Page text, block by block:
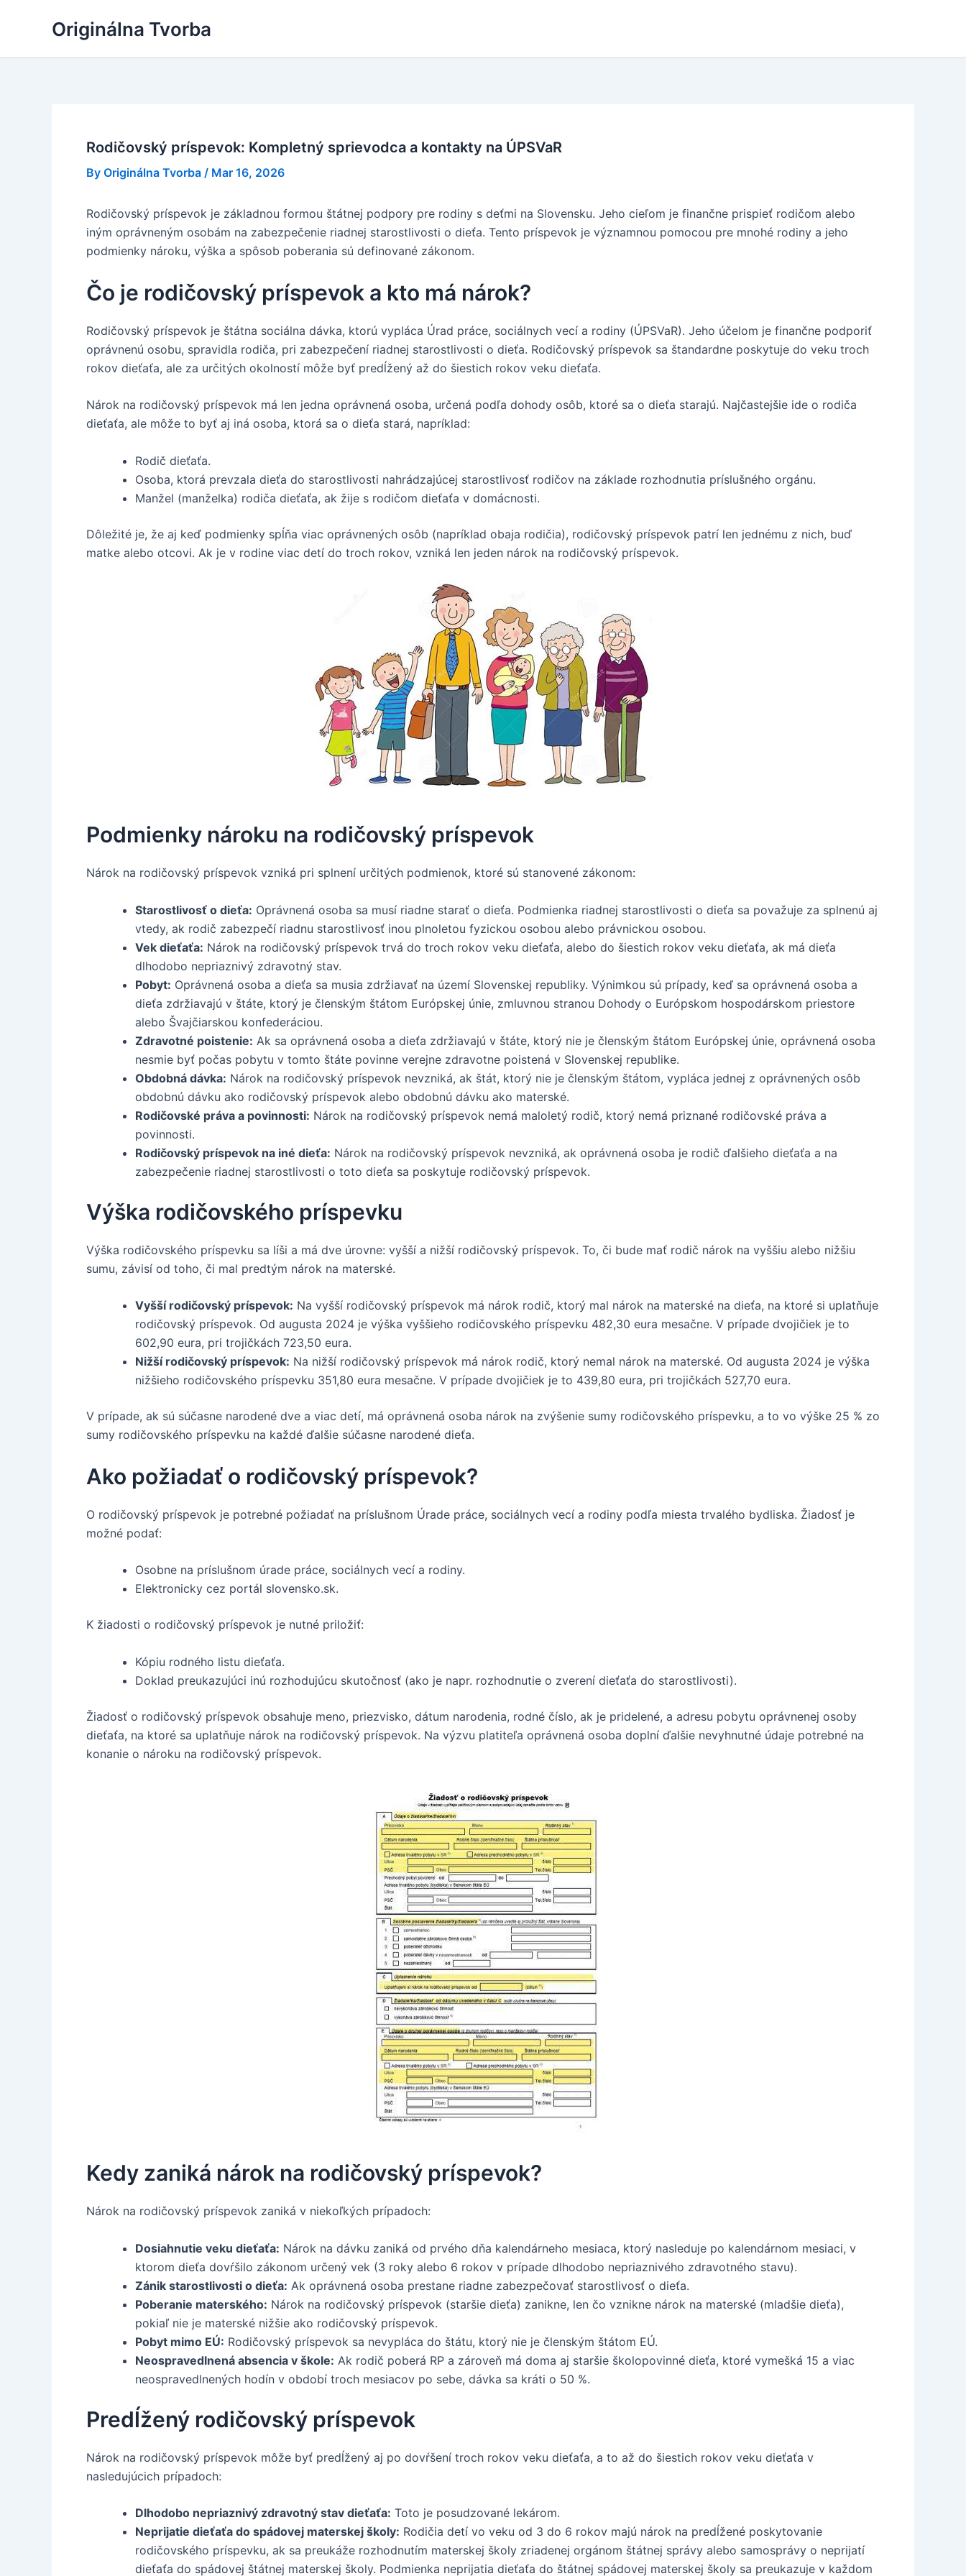
Originálna Tvorba
Rodičovský príspevok: Kompletný sprievodca a kontakty na ÚPSVaR
By Originálna Tvorba / Mar 16, 2026
Rodičovský príspevok je základnou formou štátnej podpory pre rodiny s deťmi na Slovensku. Jeho cieľom je finančne prispieť rodičom alebo
iným oprávneným osobám na zabezpečenie riadnej starostlivosti o dieťa. Tento príspevok je významnou pomocou pre mnohé rodiny a jeho
podmienky nároku, výška a spôsob poberania sú definované zákonom.
Čo je rodičovský príspevok a kto má nárok?
Rodičovský príspevok je štátna sociálna dávka, ktorú vypláca Úrad práce, sociálnych vecí a rodiny (ÚPSVaR). Jeho účelom je finančne podporiť
oprávnenú osobu, spravidla rodiča, pri zabezpečení riadnej starostlivosti o dieťa. Rodičovský príspevok sa štandardne poskytuje do veku troch
rokov dieťaťa, ale za určitých okolností môže byť predĺžený až do šiestich rokov veku dieťaťa.
Nárok na rodičovský príspevok má len jedna oprávnená osoba, určená podľa dohody osôb, ktoré sa o dieťa starajú. Najčastejšie ide o rodiča
dieťaťa, ale môže to byť aj iná osoba, ktorá sa o dieťa stará, napríklad:
Rodič dieťaťa.
Osoba, ktorá prevzala dieťa do starostlivosti nahrádzajúcej starostlivosť rodičov na základe rozhodnutia príslušného orgánu.
Manžel (manželka) rodiča dieťaťa, ak žije s rodičom dieťaťa v domácnosti.
Dôležité je, že aj keď podmienky spĺňa viac oprávnených osôb (napríklad obaja rodičia), rodičovský príspevok patrí len jednému z nich, buď
matke alebo otcovi. Ak je v rodine viac detí do troch rokov, vzniká len jeden nárok na rodičovský príspevok.
Podmienky nároku na rodičovský príspevok
Nárok na rodičovský príspevok vzniká pri splnení určitých podmienok, ktoré sú stanovené zákonom:
Starostlivosť o dieťa: Oprávnená osoba sa musí riadne starať o dieťa. Podmienka riadnej starostlivosti o dieťa sa považuje za splnenú aj
vtedy, ak rodič zabezpečí riadnu starostlivosť inou plnoletou fyzickou osobou alebo právnickou osobou.
Vek dieťaťa: Nárok na rodičovský príspevok trvá do troch rokov veku dieťaťa, alebo do šiestich rokov veku dieťaťa, ak má dieťa
dlhodobo nepriaznivý zdravotný stav.
Pobyt: Oprávnená osoba a dieťa sa musia zdržiavať na území Slovenskej republiky. Výnimkou sú prípady, keď sa oprávnená osoba a
dieťa zdržiavajú v štáte, ktorý je členským štátom Európskej únie, zmluvnou stranou Dohody o Európskom hospodárskom priestore
alebo Švajčiarskou konfederáciou.
Zdravotné poistenie: Ak sa oprávnená osoba a dieťa zdržiavajú v štáte, ktorý nie je členským štátom Európskej únie, oprávnená osoba
nesmie byť počas pobytu v tomto štáte povinne verejne zdravotne poistená v Slovenskej republike.
Obdobná dávka: Nárok na rodičovský príspevok nevzniká, ak štát, ktorý nie je členským štátom, vypláca jednej z oprávnených osôb
obdobnú dávku ako rodičovský príspevok alebo obdobnú dávku ako materské.
Rodičovské práva a povinnosti: Nárok na rodičovský príspevok nemá maloletý rodič, ktorý nemá priznané rodičovské práva a
povinnosti.
Rodičovský príspevok na iné dieťa: Nárok na rodičovský príspevok nevzniká, ak oprávnená osoba je rodič ďalšieho dieťaťa a na
zabezpečenie riadnej starostlivosti o toto dieťa sa poskytuje rodičovský príspevok.
Výška rodičovského príspevku
Výška rodičovského príspevku sa líši a má dve úrovne: vyšší a nižší rodičovský príspevok. To, či bude mať rodič nárok na vyššiu alebo nižšiu
sumu, závisí od toho, či mal predtým nárok na materské.
Vyšší rodičovský príspevok: Na vyšší rodičovský príspevok má nárok rodič, ktorý mal nárok na materské na dieťa, na ktoré si uplatňuje
rodičovský príspevok. Od augusta 2024 je výška vyššieho rodičovského príspevku 482,30 eura mesačne. V prípade dvojičiek je to
602,90 eura, pri trojičkách 723,50 eura.
Nižší rodičovský príspevok: Na nižší rodičovský príspevok má nárok rodič, ktorý nemal nárok na materské. Od augusta 2024 je výška
nižšieho rodičovského príspevku 351,80 eura mesačne. V prípade dvojičiek je to 439,80 eura, pri trojičkách 527,70 eura.
V prípade, ak sú súčasne narodené dve a viac detí, má oprávnená osoba nárok na zvýšenie sumy rodičovského príspevku, a to vo výške 25 % zo
sumy rodičovského príspevku na každé ďalšie súčasne narodené dieťa.
Ako požiadať o rodičovský príspevok?
O rodičovský príspevok je potrebné požiadať na príslušnom Úrade práce, sociálnych vecí a rodiny podľa miesta trvalého bydliska. Žiadosť je
možné podať:
Osobne na príslušnom úrade práce, sociálnych vecí a rodiny.
Elektronicky cez portál slovensko.sk.
K žiadosti o rodičovský príspevok je nutné priložiť:
Kópiu rodného listu dieťaťa.
Doklad preukazujúci inú rozhodujúcu skutočnosť (ako je napr. rozhodnutie o zverení dieťaťa do starostlivosti).
Žiadosť o rodičovský príspevok obsahuje meno, priezvisko, dátum narodenia, rodné číslo, ak je pridelené, a adresu pobytu oprávnenej osoby
dieťaťa, na ktoré sa uplatňuje nárok na rodičovský príspevok. Na výzvu platiteľa oprávnená osoba doplní ďalšie nevyhnutné údaje potrebné na
konanie o nároku na rodičovský príspevok.
Kedy zaniká nárok na rodičovský príspevok?
Nárok na rodičovský príspevok zaniká v niekoľkých prípadoch:
Dosiahnutie veku dieťaťa: Nárok na dávku zaniká od prvého dňa kalendárneho mesiaca, ktorý nasleduje po kalendárnom mesiaci, v
ktorom dieťa dovŕšilo zákonom určený vek (3 roky alebo 6 rokov v prípade dlhodobo nepriaznivého zdravotného stavu).
Zánik starostlivosti o dieťa: Ak oprávnená osoba prestane riadne zabezpečovať starostlivosť o dieťa.
Poberanie materského: Nárok na rodičovský príspevok (staršie dieťa) zanikne, len čo vznikne nárok na materské (mladšie dieťa),
pokiaľ nie je materské nižšie ako rodičovský príspevok.
Pobyt mimo EÚ: Rodičovský príspevok sa nevypláca do štátu, ktorý nie je členským štátom EÚ.
Neospravedlnená absencia v škole: Ak rodič poberá RP a zároveň má doma aj staršie školopovinné dieťa, ktoré vymešká 15 a viac
neospravedlnených hodín v období troch mesiacov po sebe, dávka sa kráti o 50 %.
Predĺžený rodičovský príspevok
Nárok na rodičovský príspevok môže byť predĺžený aj po dovŕšení troch rokov veku dieťaťa, a to až do šiestich rokov veku dieťaťa v
nasledujúcich prípadoch:
Dlhodobo nepriaznivý zdravotný stav dieťaťa: Toto je posudzované lekárom.
Neprijatie dieťaťa do spádovej materskej školy: Rodičia detí vo veku od 3 do 6 rokov majú nárok na predĺžené poskytovanie
rodičovského príspevku, ak sa preukáže rozhodnutím materskej školy zriadenej orgánom štátnej správy alebo samosprávy o neprijatí
dieťaťa do spádovej štátnej materskej školy. Podmienka neprijatia dieťaťa do štátnej spádovej materskej školy sa preukazuje v každom